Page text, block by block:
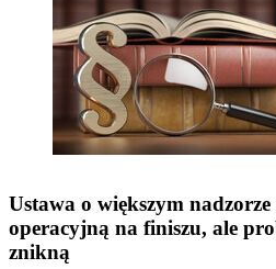
Ustawa o większym
operacyjną na finiszu, ale
znikną